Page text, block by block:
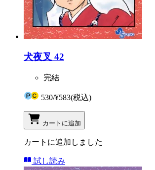
犬夜叉 42
完結
530/¥583(税込)
カートに追加
カートに追加しました
試し読み